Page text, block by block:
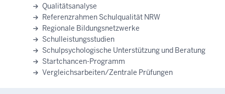
Qualitätsanalyse
Referenzrahmen Schulqualität NRW
Regionale Bildungsnetzwerke
Schulleistungsstudien
Schulpsychologische Unterstützung und Beratung
Startchancen-Programm
Vergleichsarbeiten/Zentrale Prüfungen